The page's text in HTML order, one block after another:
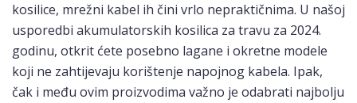
kosilice, mrežni kabel ih čini vrlo nepraktičnima. U našoj
usporedbi akumulatorskih kosilica za travu za 2024.
godinu, otkrit ćete posebno lagane i okretne modele
koji ne zahtijevaju korištenje napojnog kabela. Ipak,
čak i među ovim proizvodima važno je odabrati najbolju